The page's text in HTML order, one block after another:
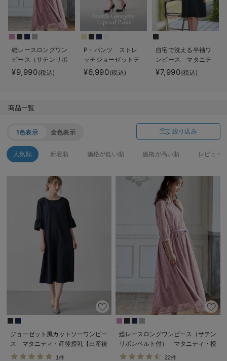
総レースロングワン
ピース（サテンリボ
ンベルト付） マタ
ニティ・授乳服【出
¥9,990(税込)
P・パンツ ストレ
ッチジョーゼットテ
ーパード
¥6,990(税込)
自宅で洗える半袖ワ
ンピース マタニテ
ィ・授乳服【出産後
も長く使える】
¥7,990(税込)
商品一覧
1色表示 全色表示 絞り込み
人気順 新着順 価格が低い順 価格が高い順 レビュー
ジョーゼット風カットソーワンピー
ス マタニティ・産後授乳【出産後
も長く使える】Rosemadame（ロ
1件
総レースロングワンピース（サテン
リボンベルト付） マタニティ・授
乳服【出産後も長く使える】
22件